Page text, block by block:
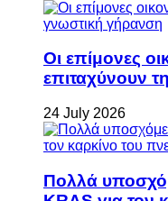
Οι επίμονες
επιταχύνουν
24 July 2026
Πολλά